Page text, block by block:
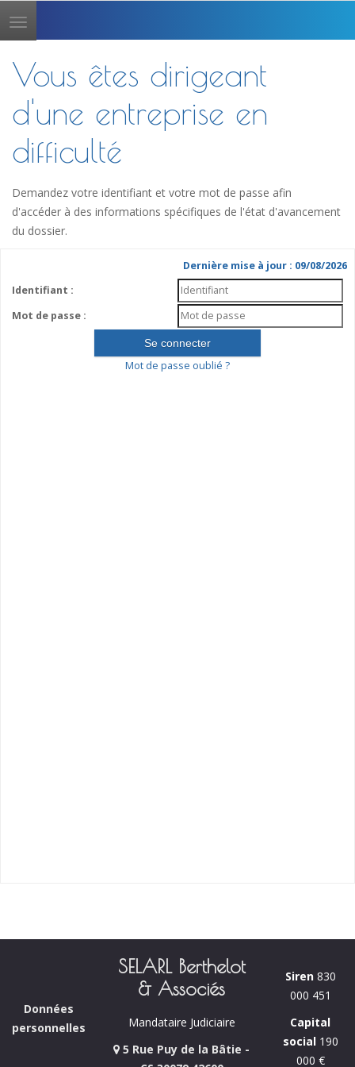
Toggle
navigation
Vous êtes dirigeant
d'une entreprise en
difficulté
Demandez votre identifiant et votre mot de passe afin
d'accéder à des informations spécifiques de l'état d'avancement
du dossier.
Dernière mise à jour : 09/08/2026
Identifiant :
Mot de passe :
Mot de passe oublié ?
Données
personnelles
SELARL Berthelot
& Associés
Mandataire Judiciaire
5 Rue Puy de la Bâtie -
Siren830
000 451
Capital
social190
000 €